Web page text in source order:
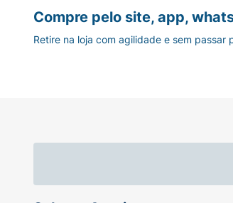
Personalização Divertida:
resistência ao
Antes do primeiro uso, lave
Compre pelo site, app,
Retire na loja com agilidade e sem passar